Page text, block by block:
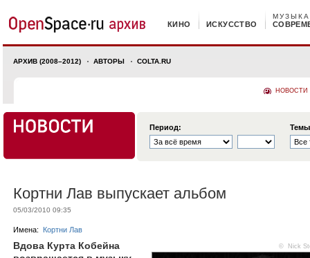
КИНО ИСКУССТВО
МУЗЫКА
АРХИВ (2008–2012) АВТОРЫ COLTA.RU
НОВОСТИ
Период:
Кортни Лав выпускает альбом
05/03/2010 09:35
Имена: Кортни Лав
© Nick
Вдова Курта Кобейна